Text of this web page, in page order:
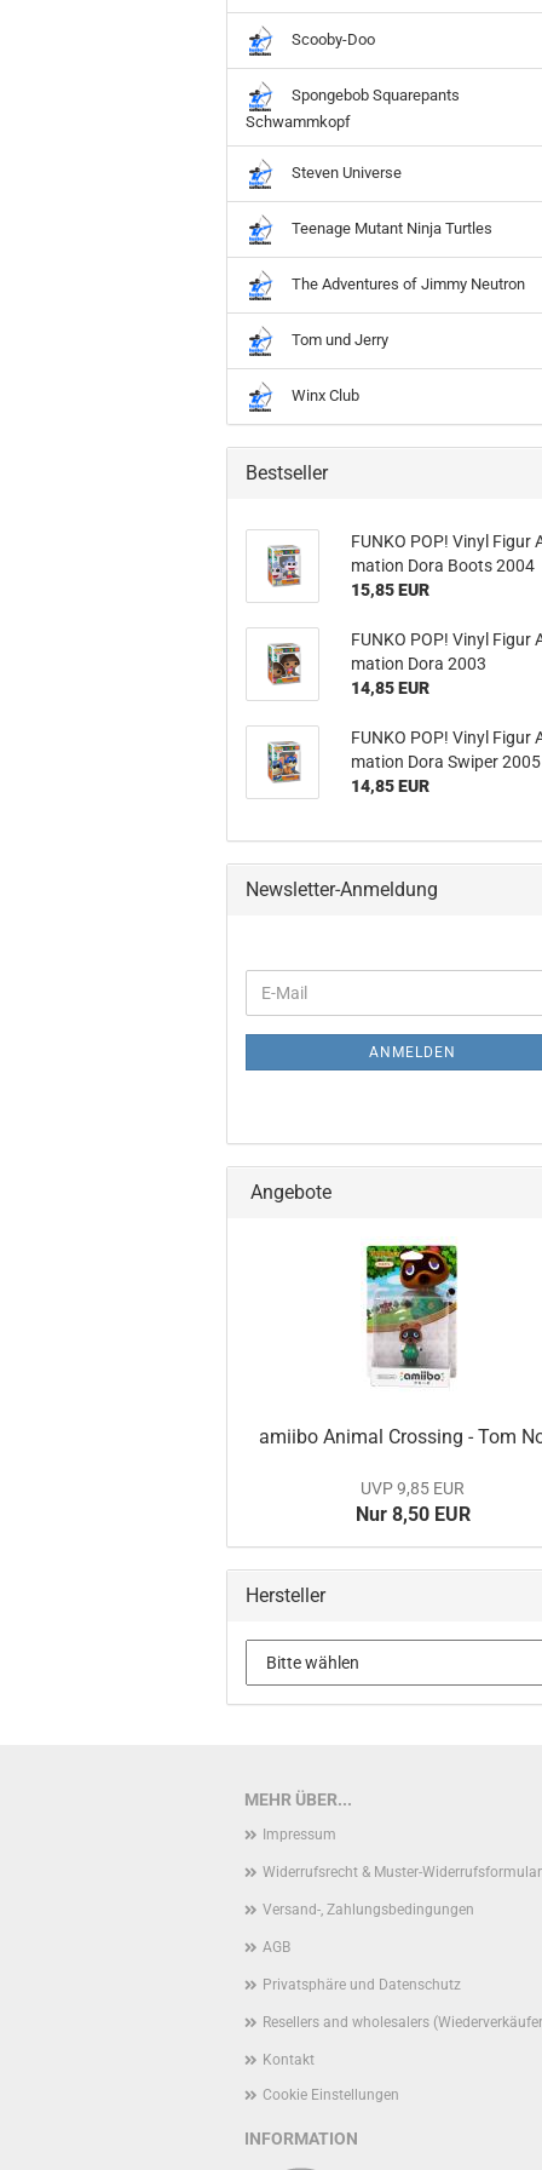
Scooby-Doo
Spongebob Squarepants
Schwammkopf
Steven Universe
Teenage Mutant Ninja Turtles
The Adventures of Jimmy Neutron
Tom und Jerry
Winx Club
Bestseller
FUNKO POP! Vinyl Figur
ma­ti­on Dora Boots 2004
15,85 EUR
FUNKO POP! Vinyl Figur
ma­ti­on Dora 2003
14,85 EUR
FUNKO POP! Vinyl Figur
ma­ti­on Dora Swi­per 2005
14,85 EUR
Newsletter-Anmeldung
ZUR
E-
Mail
ANMELDEN
Angebote
amiibo Ani­mal Crossing - Tom
UVP 9,85 EUR
Nur 8,50 EUR
Hersteller
MEHR ÜBER...
Impressum
Widerrufsrecht & Muster-Widerrufsformular
Versand-, Zahlungsbedingungen
AGB
Privatsphäre und Datenschutz
Resellers and wholesalers
Kontakt
Cookie Einstellungen
INFORMATION